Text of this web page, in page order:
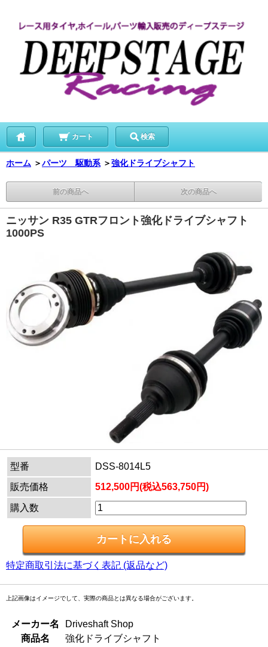
カート 検索
ホーム ＞パーツ 駆動系 ＞強化ドライブシャフト
前の商品へ 次の商品へ
ニッサン R35 GTRフロント強化ドライブシャフト
1000PS
型番
DSS-8014L5
販売価格
512,500円(税込563,750円)
購入数
特定商取引法に基づく表記 (返品など)
上記画像はイメージでして、実際の商品とは異なる場合がございます。
メーカー名
Driveshaft Shop
商品名
強化ドライブシャフト